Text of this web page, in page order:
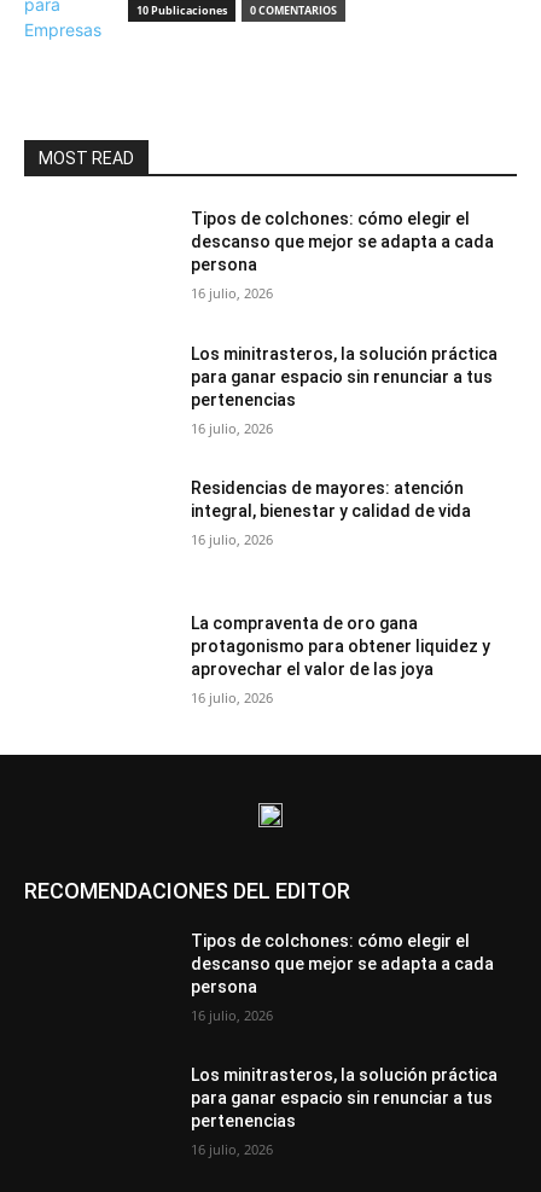
10 Publicaciones 0 COMENTARIOS
MOST READ
Tipos de colchones: cómo elegir el
descanso que mejor se adapta a cada
persona
16 julio, 2026
Los minitrasteros, la solución práctica
para ganar espacio sin renunciar a tus
pertenencias
16 julio, 2026
Residencias de mayores: atención
integral, bienestar y calidad de vida
16 julio, 2026
La compraventa de oro gana
protagonismo para obtener liquidez y
aprovechar el valor de las joya
16 julio, 2026
RECOMENDACIONES DEL EDITOR
Tipos de colchones: cómo elegir el
descanso que mejor se adapta a cada
persona
16 julio, 2026
Los minitrasteros, la solución práctica
para ganar espacio sin renunciar a tus
pertenencias
16 julio, 2026